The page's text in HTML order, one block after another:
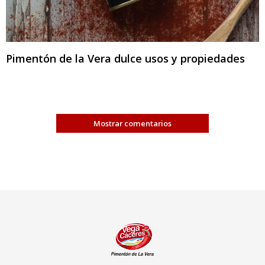
Pimentón de la Vera dulce usos y propiedades
Mostrar comentarios